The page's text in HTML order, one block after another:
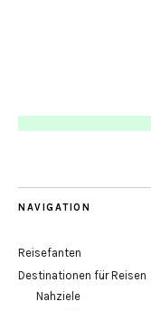
NAVIGATION
Reisefanten
Destinationen für Reisen
Nahziele